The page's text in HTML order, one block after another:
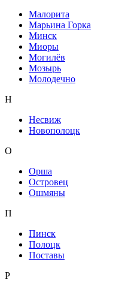
Малорита
Марьина Горка
Минск
Миоры
Могилёв
Мозырь
Молодечно
Н
Несвиж
Новополоцк
О
Орша
Островец
Ошмяны
П
Пинск
Полоцк
Поставы
Р